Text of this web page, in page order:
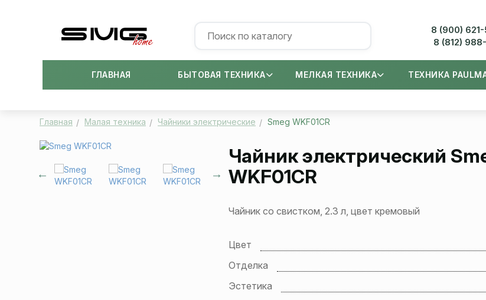
8 (900)
8 (812)
ГЛАВНАЯ БЫТОВАЯ ТЕХНИКА МЕЛКАЯ ТЕХНИКА ТЕХНИКА
Главная Малая техника Чайники электрические Smeg WKF01CR
Чайник электрический
WKF01CR
Чайник со свистком, 2.3 л, цвет кремовый
Цвет
Отделка
Эстетика